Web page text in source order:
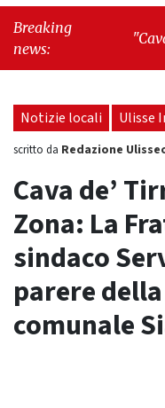
Breaking
news:
"Cava
seduta
Notizie locali Ulisse
scritto da Redazione
Cava de’
Zona: La
sindaco
parere
comunale